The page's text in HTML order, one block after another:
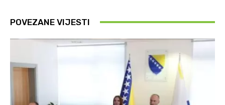
POVEZANE VIJESTI